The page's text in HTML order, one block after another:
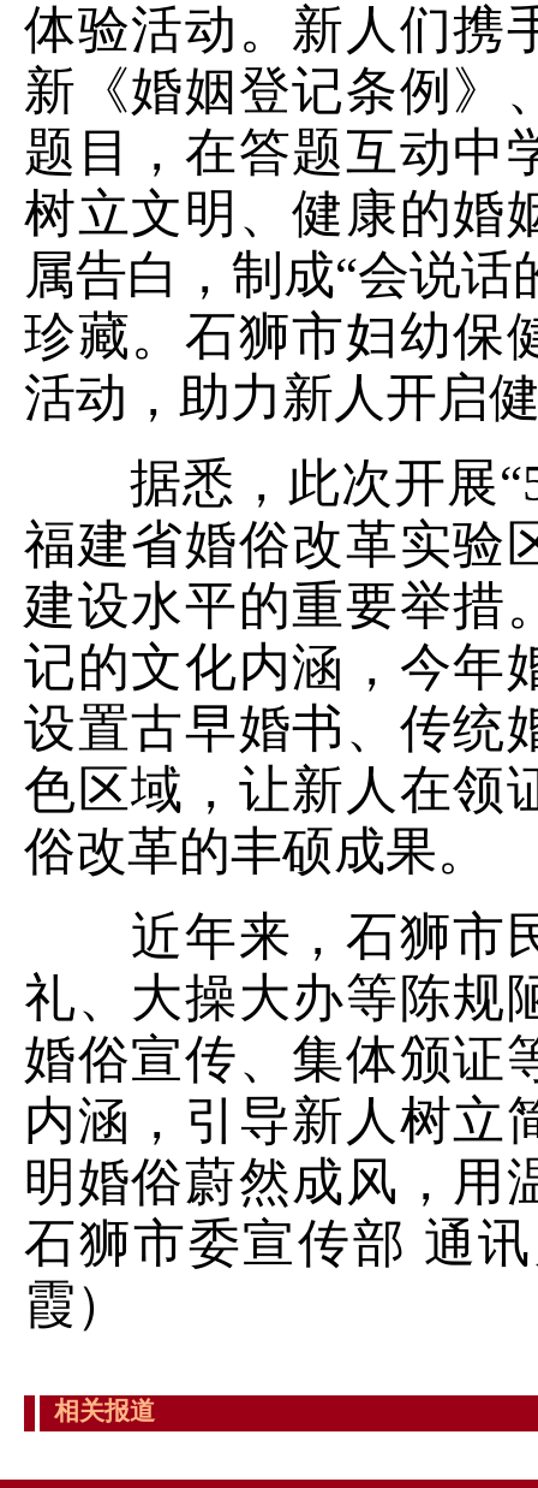
体验活动。新人们携
新《婚姻登记条例》
题目，在答题互动中
树立文明、健康的婚
属告白，制成“会说
珍藏。石狮市妇幼保
活动，助力新人开启
据悉，此次开展
福建省婚俗改革实验
建设水平的重要举措
记的文化内涵，今年
设置古早婚书、传统
色区域，让新人在领
俗改革的丰硕成果。
近年来，石狮市民
礼、大操大办等陈规
婚俗宣传、集体颁证
内涵，引导新人树立
明婚俗蔚然成风，用
石狮市委宣传部 通
霞）
相关报道